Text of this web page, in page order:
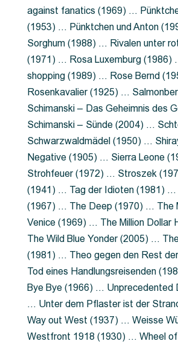
against fanatics (1969) …
(1953) … Pünktchen und Anton
Sorghum (1988) … Rivalen unter
(1971) … Rosa Luxemburg (1986)
shopping (1989) … Rose Bernd
Rosenkavalier (1925) …
Schimanski – Das Geheimnis des
Schimanski – Sünde (2004) …
Schwarzwaldmädel (1950) …
Negative (1905) … Sierra Leone
Strohfeuer (1972) … Stroszek
(1941) … Tag der Idioten (1981) …
(1967) … The Deep (1970) … The
Venice (1969) … The Million Dollar
The Wild Blue Yonder (2005) …
(1981) … Theo gegen den Rest
Tod eines Handlungsreisenden
Bye Bye (1966) … Unprecedented
… Unter dem Pflaster ist der
Way out West (1937) … Weisse
Westfront 1918 (1930) … Wheel